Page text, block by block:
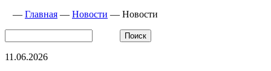
— Главная — Новости — Новости
11.06.2026